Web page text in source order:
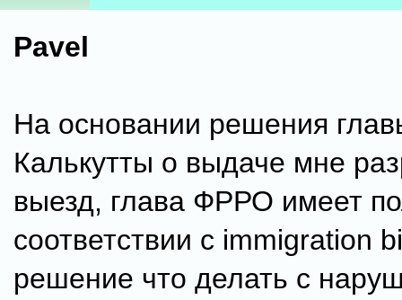
Pavel
На основании решения
Калькутты о выдаче мне
выезд, глава ФРРО имеет
соответствии с immigration
решение что делать с